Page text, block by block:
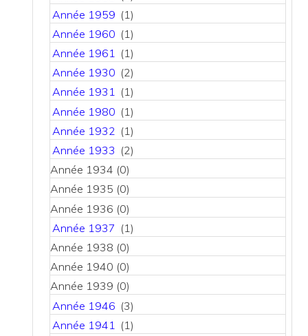
Année 1959 (1)
Année 1960 (1)
Année 1961 (1)
Année 1930 (2)
Année 1931 (1)
Année 1980 (1)
Année 1932 (1)
Année 1933 (2)
Année 1934 (0)
Année 1935 (0)
Année 1936 (0)
Année 1937 (1)
Année 1938 (0)
Année 1940 (0)
Année 1939 (0)
Année 1946 (3)
Année 1941
(1)